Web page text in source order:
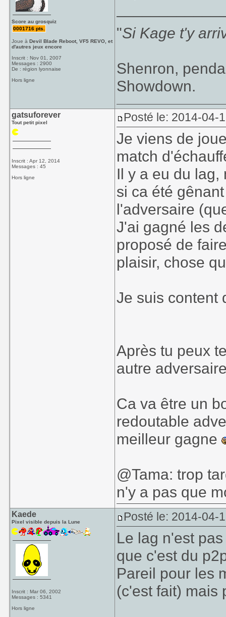
Score au grosquiz
0001716 pts.
Joue àDevil Blade Reboot, VF5 REVO, et
d'autres jeux encore
Inscrit : Nov 01, 2007
Messages : 2900
De : région lyonnaise
Hors ligne
"Si Kage t'y
Shenron,
Showdown.
gatsuforever
Tout petit pixel
Inscrit : Apr 12, 2014
Messages : 45
Hors ligne
Posté le: 2014-04-
Je viens de
match
Il y a eu du lag,
si ca été
l'adversaire
J'ai gagné les
proposé de
plaisir, chose
Je suis content
Après tu peux
autre
Ca va être un
redoutable
meilleur gagne
@Tama: trop
n'y a pas que
Kaede
Pixel visible depuis la Lune
Inscrit : Mar 06, 2002
Messages : 5341
Hors ligne
Posté le: 2014-04-
Le lag n'est
que c'est du
Pareil pour les
(c'est fait)